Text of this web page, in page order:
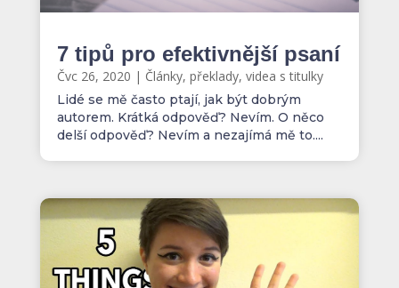
7 tipů pro efektivnější psaní
Čvc 26, 2020 | Články, překlady, videa s titulky
Lidé se mě často ptají, jak být dobrým
autorem. Krátká odpověď? Nevím. O něco
delší odpověď? Nevím a nezajímá mě to....